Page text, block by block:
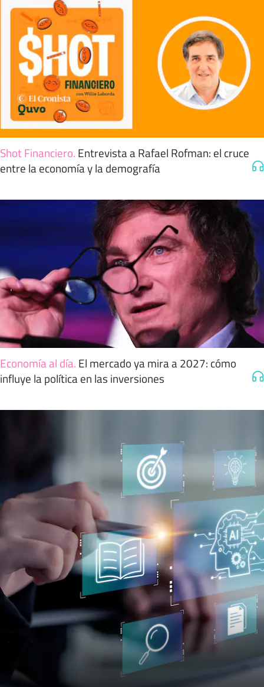
Shot Financiero. Entrevista a Rafael Rofman: el cruce
entre la economía y la demografía
Economía al día. El mercado ya mira a 2027: cómo
influye la política en las inversiones